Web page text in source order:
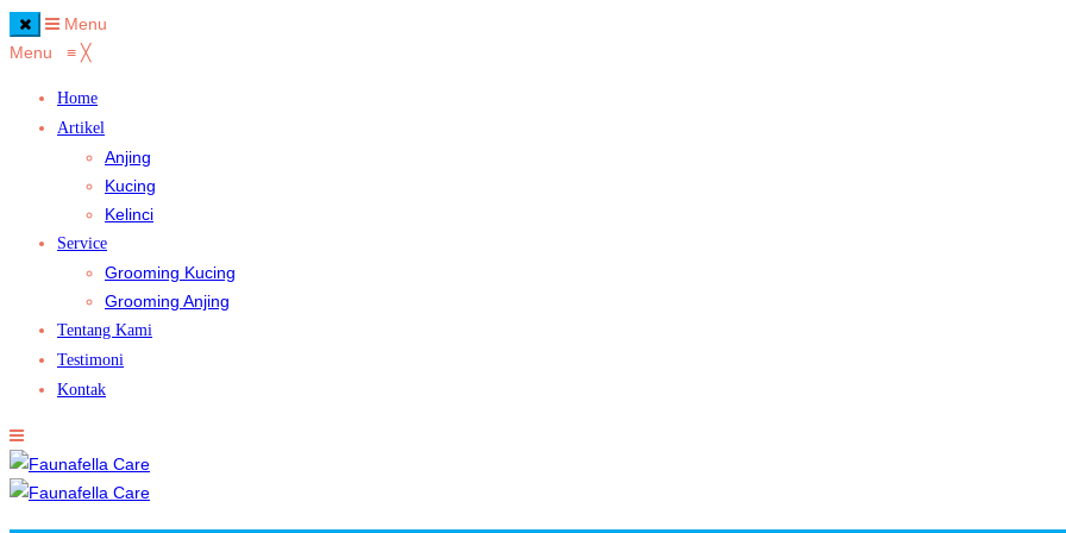
Menu
Menu ≡ ╳
Home
Artikel
Anjing
Kucing
Kelinci
Service
Grooming Kucing
Grooming Anjing
Tentang Kami
Testimoni
Kontak